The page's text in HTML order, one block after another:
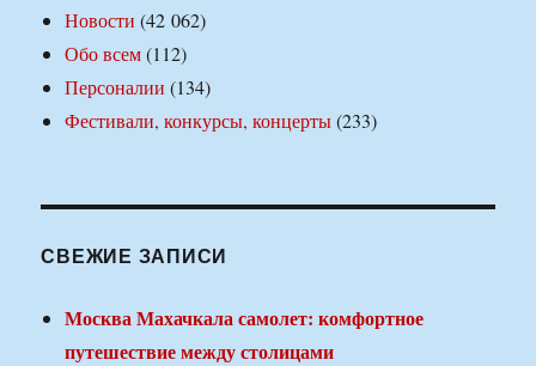
Новости (42 062)
Обо всем(112)
Персоналии (134)
Фестивали, конкурсы, концерты(233)
СВЕЖИЕ ЗАПИСИ
Москва Махачкала самолет: комфортное
путешествие между столицами